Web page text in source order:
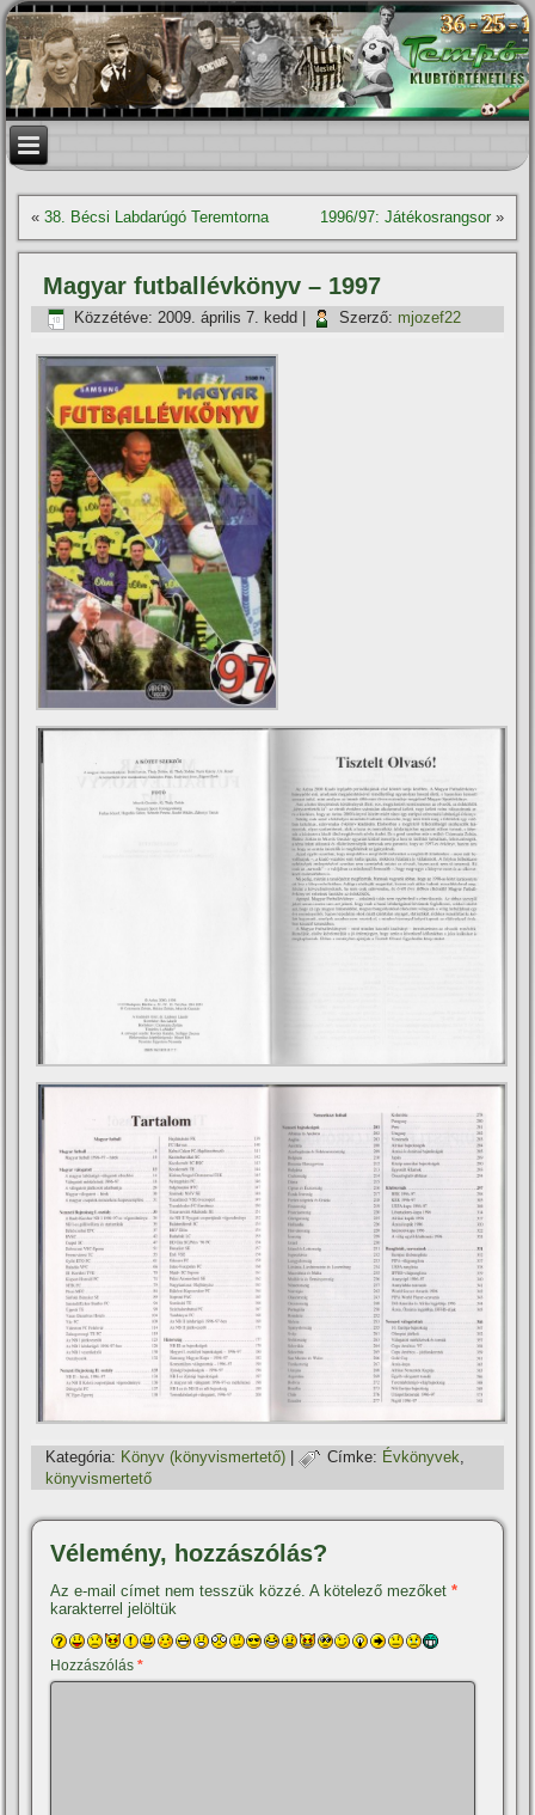
«38. Bécsi Labdarúgó Teremtorna 1996/97: Játékosrangsor»
Magyar futballévkönyv – 1997
Közzétéve: 2009. április 7. kedd Szerző: mjozef22
Kategória: Könyv (könyvismertető) | Címke: Évkönyvek,
könyvismertető
Vélemény, hozzászólás?
Az e-mail címet nem tesszük közzé. A kötelező mezőket*
karakterrel jelöltük
Hozzászólás*